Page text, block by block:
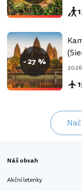
- 27 %
Náš obsah
Akční letenky